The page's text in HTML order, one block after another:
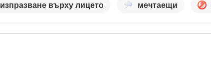
изпразване върху лицето мечтаещи